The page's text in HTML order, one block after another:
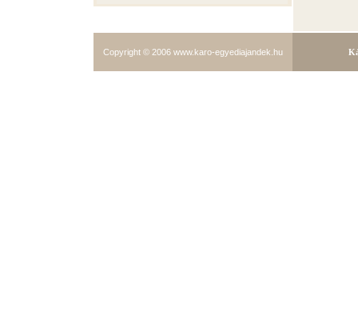
Copyright © 2006 www.karo-egyediajandek.hu